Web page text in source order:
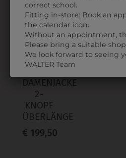
9DJW30U70011
DAMENJACKE
2-
KNOPF
ÜBERLÄNGE
€ 199,50
correct school.
Fitting in-store: Book an
the calendar icon.
Without an appointment,
Please bring a suitable
We look forward to seeing
WALTER Team